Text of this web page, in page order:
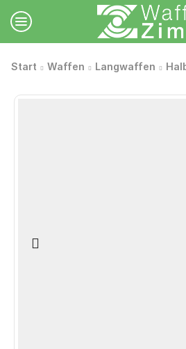
Start Waffen Langwaffen